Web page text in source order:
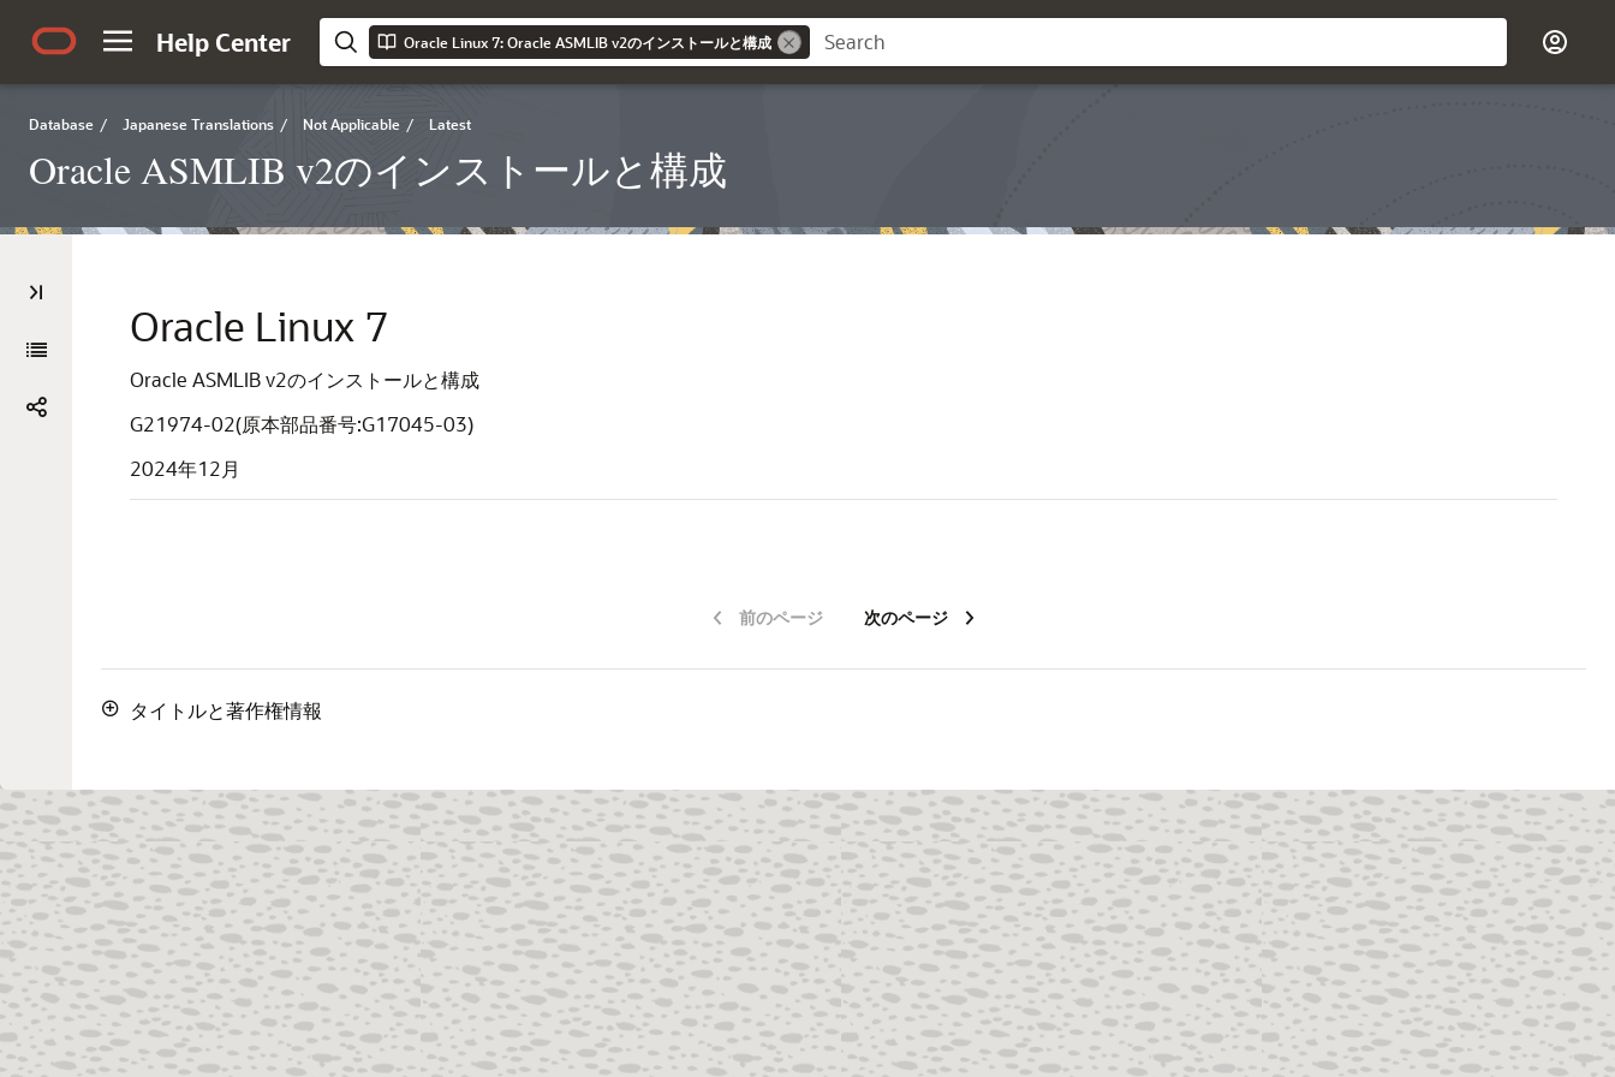
Help Center Oracle Linux 7: Oracle ASMLIB v2のインストールと構成
Database / Japanese Translations / Not Applicable / Latest
Oracle ASMLIB v2のインストールと構成
Oracle Linux 7
Oracle ASMLIB v2のインストールと構成
G21974-02(原本部品番号:G17045-03)
2024年12月
前のページ 次のページ
タイトルと著作権情報